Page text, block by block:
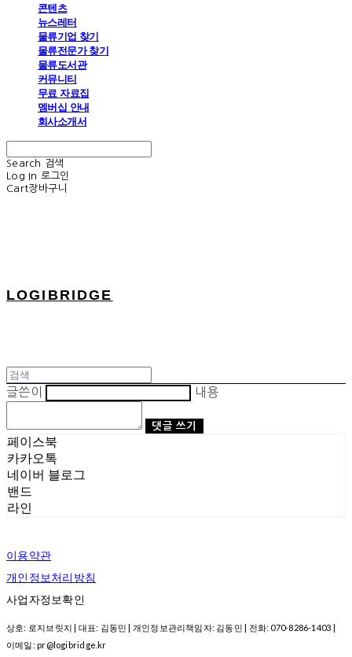
콘텐츠
뉴스레터
물류기업 찾기
물류전문가 찾기
물류도서관
커뮤니티
무료 자료집
멤버십 안내
회사소개서
Search
검색
Log In 로그인
Cart장바구니
LOGIBRIDGE
글쓴이 내용
댓글 쓰기
페이스북
카카오톡
네이버 블로그
밴드
라인
이용약관
개인정보처리방침
사업자정보확인
상호: 로지브릿지 | 대표: 김동민 | 개인정보관리책임자: 김동민 | 전화: 070-8286-1403 |
이메일: pr@logibridge.kr